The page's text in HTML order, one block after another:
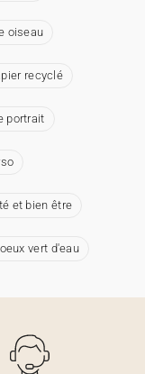
oiseau
recyclé
portrait
et bien être
vert d'eau